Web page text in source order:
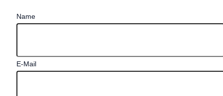
Name
E-Mail